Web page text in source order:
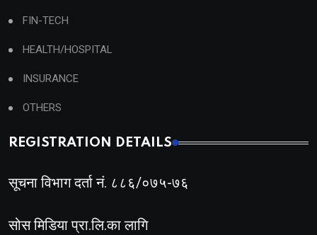
FIN-TECH
HEALTH/HOSPITAL
INSURANCE
OTHERS
REGISTRATION DETAILS
सूचना विभाग दर्ता नं. ८८६/०७५-७६
सोस मिडिया प्रा.लि.का लागि